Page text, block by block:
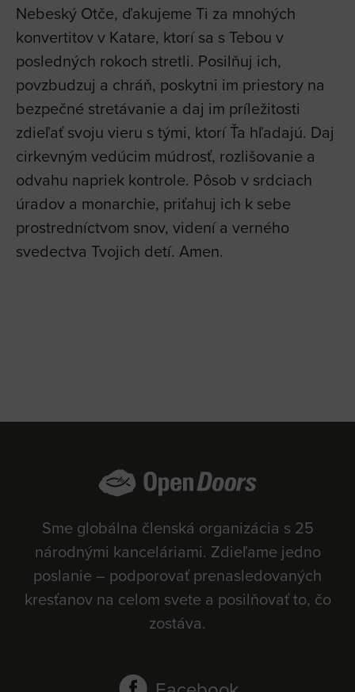
Nebeský Otče, ďakujeme Ti za mnohých
konvertitov v Katare, ktorí sa s Tebou v
posledných rokoch stretli. Posilňuj ich,
povzbudzuj a chráň, poskytni im priestory na
bezpečné stretávanie a daj im príležitosti
zdieľať svoju vieru s tými, ktorí Ťa hľadajú. Daj
cirkevným vedúcim múdrosť, rozlišovanie a
odvahu napriek kontrole. Pôsob v srdciach
úradov a monarchie, priťahuj ich k sebe
prostredníctvom snov, videní a verného
svedectva Tvojich detí. Amen.
Sme globálna členská organizácia s 25
národnými kanceláriami. Zdieľame jedno
poslanie – podporovať prenasledovaných
kresťanov na celom svete a posilňovať to, čo
zostáva.